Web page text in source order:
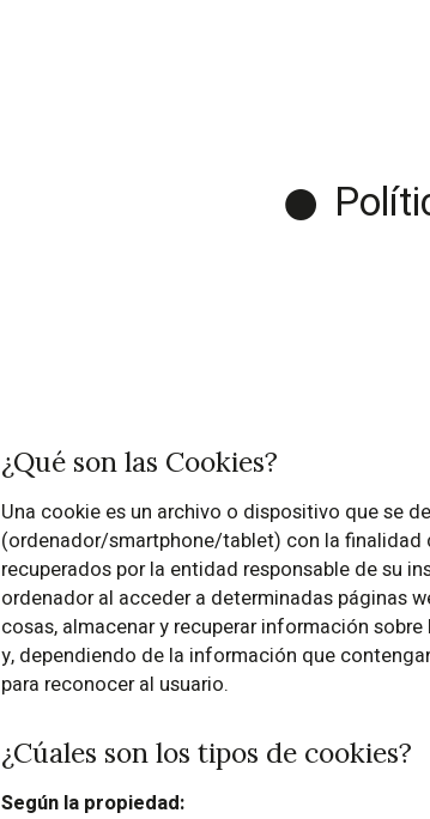
¿Qué son las Cookies?
Una cookie es un archivo o dispositivo que se
(ordenador/smartphone/tablet) con la
recuperados por la entidad responsable de su
ordenador al acceder a determinadas páginas
cosas, almacenar y recuperar información
y, dependiendo de la información que
para reconocer al usuario.
¿Cúales son los tipos de cookies?
Según la propiedad: